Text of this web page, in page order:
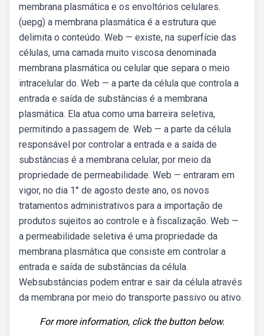
membrana plasmática e os envoltórios celulares.
(uepg) a membrana plasmática é a estrutura que
delimita o conteúdo. Web — existe, na superfície das
células, uma camada muito viscosa denominada
membrana plasmática ou celular que separa o meio
intracelular do. Web — a parte da célula que controla a
entrada e saída de substâncias é a membrana
plasmática. Ela atua como uma barreira seletiva,
permitindo a passagem de. Web — a parte da célula
responsável por controlar a entrada e a saída de
substâncias é a membrana celular, por meio da
propriedade de permeabilidade. Web — entraram em
vigor, no dia 1° de agosto deste ano, os novos
tratamentos administrativos para a importação de
produtos sujeitos ao controle e à fiscalização. Web —
a permeabilidade seletiva é uma propriedade da
membrana plasmática que consiste em controlar a
entrada e saída de substâncias da célula.
Websubstâncias podem entrar e sair da célula através
da membrana por meio do transporte passivo ou ativo.
For more information, click the button below.